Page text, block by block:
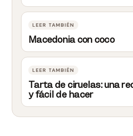
Macedonia con coco
Tarta de ciruelas: una
y fácil de hacer